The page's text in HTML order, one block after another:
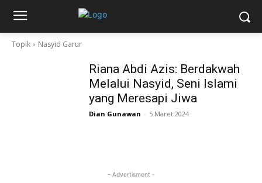
Topik Nasyid Garur
Riana Abdi Azis: Berdakwah
Melalui Nasyid, Seni Islami
yang Meresapi Jiwa
Dian Gunawan - 5 Maret 2024
- Advertisment -